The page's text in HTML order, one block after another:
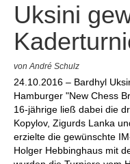
Uksini
von André Schulz
24.10.2016 – Bardhyl
Hamburger "New Chess
16-jährige ließ dabei die
Kopylov, Zigurds Lanka
erzielte die gewünschte
Holger Hebbinghaus mit